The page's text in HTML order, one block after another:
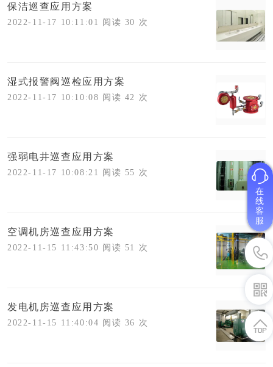
保洁巡查应用方案
2022-11-17 10:11:01 阅读 30 次
湿式报警阀巡检应用方案
2022-11-17 10:10:08 阅读 42 次
强弱电井巡查应用方案
2022-11-17 10:08:21 阅读 55 次
空调机房巡查应用方案
2022-11-15 11:43:50 阅读 51 次
发电机房巡查应用方案
2022-11-15 11:40:04 阅读 36 次
在
线
客
服